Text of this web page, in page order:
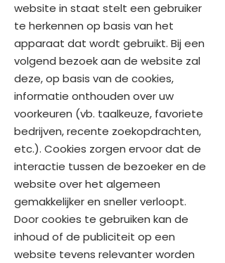
website in staat stelt een gebruiker
te herkennen op basis van het
apparaat dat wordt gebruikt. Bij een
volgend bezoek aan de website zal
deze, op basis van de cookies,
informatie onthouden over uw
voorkeuren (vb. taalkeuze, favoriete
bedrijven, recente zoekopdrachten,
etc.). Cookies zorgen ervoor dat de
interactie tussen de bezoeker en de
website over het algemeen
gemakkelijker en sneller verloopt.
Door cookies te gebruiken kan de
inhoud of de publiciteit op een
website tevens relevanter worden